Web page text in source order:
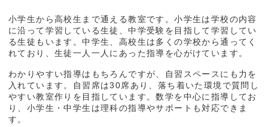
小学生から高校生まで通える教室です。小学生は学校の内容
に沿って学習している生徒、中学受験を目指して学習してい
る生徒もいます。中学生、高校生は多くの学校から通ってく
れており、生徒一人一人にあった指導を心がけています。
わかりやすい指導はもちろんですが、自習スペースにも力を
入れています。自習席は30席あり、落ち着いた環境で質問し
やすい教室作りを目指しています。数学を中心に指導してお
り、小学生・中学生は理科の指導やサポートも対応できま
す。